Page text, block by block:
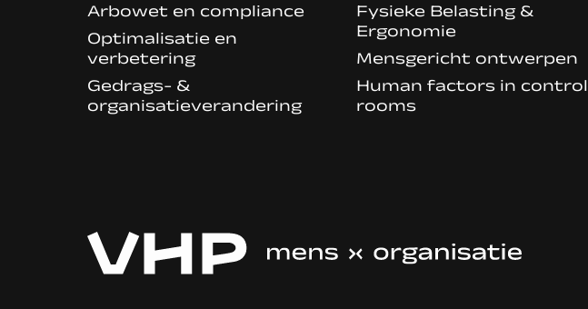
Arbowet en compliance
Optimalisatie en
verbetering
Gedrags- &
organisatieverandering
Fysieke Belasting &
Ergonomie
Mensgericht ontwerpen
Human factors in control
rooms